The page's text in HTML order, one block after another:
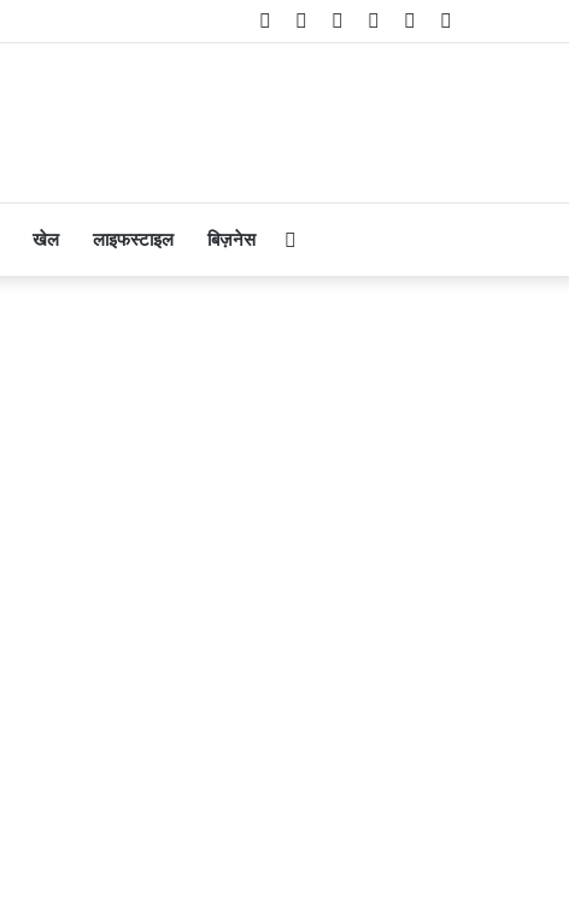
Telegram
Instagram
YouTube
Twitter
Facebook
खेल लाइफस्टाइल बिज़नेस